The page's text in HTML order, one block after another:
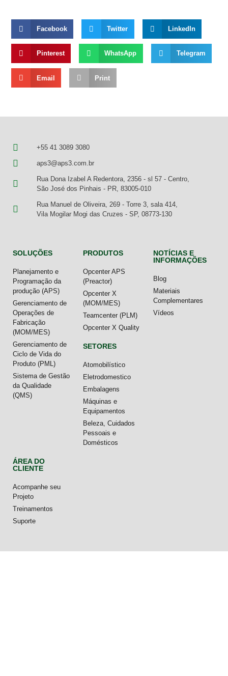
Facebook Twitter LinkedIn
Pinterest WhatsApp Telegram
Email Print
+55 41 3089 3080
aps3@aps3.com.br
Rua Dona Izabel A Redentora, 2356 - sl 57 - Centro,
São José dos Pinhais - PR, 83005-010
Rua Manuel de Oliveira, 269 - Torre 3, sala 414,
Vila Mogilar Mogi das Cruzes - SP, 08773-130
SOLUÇÕES
Planejamento e
Programação da
produção (APS)
Gerenciamento de
Operações de
Fabricação
(MOM/MES)
Gerenciamento de
Ciclo de Vida do
Produto (PML)
Sistema de Gestão
da Qualidade
(QMS)
PRODUTOS
Opcenter APS
(Preactor)
Opcenter X
(MOM/MES)
Teamcenter (PLM)
Opcenter X Quality
SETORES
Atomobilístico
Eletrodomestico
Embalagens
Máquinas e
Equipamentos
Beleza, Cuidados
Pessoais e
Domésticos
NOTÍCIAS E
INFORMAÇÕES
Blog
Materiais
Complementares
Vídeos
ÁREA DO
CLIENTE
Acompanhe seu
Projeto
Treinamentos
Suporte